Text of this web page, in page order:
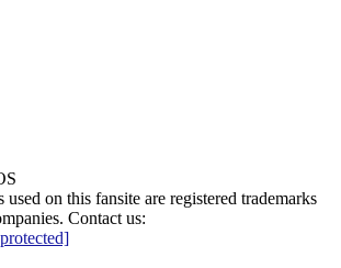
on this fansite are registered trademarks
Contact us: